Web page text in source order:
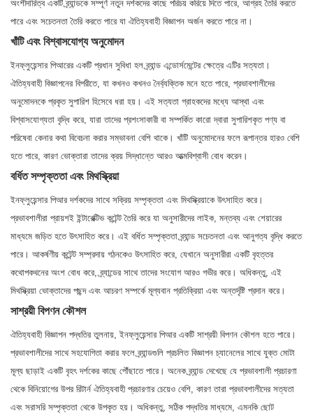
অংশীদারিত্ব একটি ব্র্যান্ডকে সম্পূর্ণ নতুন দর্শকদের কাছে পরিচয় করিয়ে দিতে পারে, আগ্রহ তৈরি করতে
পারে এবং সচেতনতা তৈরি করতে পারে যা ঐতিহ্যবাহী বিজ্ঞাপন অর্জন করতে পারে না।
খাঁটি এবং বিশ্বাসযোগ্য অনুমোদন
ইনফ্লুয়েন্সার পিআরের একটি প্রধান সুবিধা হল ব্র্যান্ড এন্ডোর্সমেন্টের ক্ষেত্রে এটির সত্যতা।
ঐতিহ্যবাহী বিজ্ঞাপনের বিপরীতে, যা কখনও কখনও নৈর্ব্যক্তিক মনে হতে পারে, প্রভাবশালীদের
অনুমোদনকে প্রকৃত সুপারিশ হিসেবে ধরা হয়। এই সত্যতা গ্রাহকদের মধ্যে আস্থা এবং
বিশ্বাসযোগ্যতা বৃদ্ধি করে, যারা তাদের প্রশংসাকারী বা সম্পর্কিত কারো দ্বারা সুপারিশকৃত পণ্য বা
পরিষেবা কেনার কথা বিবেচনা করার সম্ভাবনা বেশি থাকে। খাঁটি অনুমোদনের ফলে রূপান্তর হারও বেশি
হতে পারে, কারণ ভোক্তারা তাদের ক্রয় সিদ্ধান্তে আরও আত্মবিশ্বাসী বোধ করেন।
বর্ধিত সম্পৃক্ততা এবং মিথস্ক্রিয়া
ইনফ্লুয়েন্সার পিআর দর্শকদের সাথে সক্রিয় সম্পৃক্ততা এবং মিথস্ক্রিয়াকে উৎসাহিত করে।
প্রভাবশালীরা প্রায়শই ইন্টারেক্টিভ কন্টেন্ট তৈরি করে যা অনুসারীদের লাইক, মন্তব্য এবং শেয়ারের
মাধ্যমে জড়িত হতে উৎসাহিত করে। এই বর্ধিত সম্পৃক্ততা ব্র্যান্ড সচেতনতা এবং আনুগত্য বৃদ্ধি করতে
পারে। আকর্ষণীয় কন্টেন্ট সম্প্রদায় গঠনকেও উৎসাহিত করে, যেখানে অনুসারীরা একটি বৃহত্তর
কথোপকথনের অংশ বোধ করে, ব্র্যান্ডের সাথে তাদের সংযোগ আরও গভীর করে। অধিকন্তু, এই
মিথস্ক্রিয়া ভোক্তাদের পছন্দ এবং আচরণ সম্পর্কে মূল্যবান প্রতিক্রিয়া এবং অন্তর্দৃষ্টি প্রদান করে।
সাশ্রয়ী বিপণন কৌশল
ঐতিহ্যবাহী বিজ্ঞাপন পদ্ধতির তুলনায়, ইনফ্লুয়েন্সার পিআর একটি সাশ্রয়ী বিপণন কৌশল হতে পারে।
প্রভাবশালীদের সাথে সহযোগিতা করার ফলে ব্র্যান্ডগুলি প্রচলিত বিজ্ঞাপন চ্যানেলের সাথে যুক্ত মোটা
মূল্য ছাড়াই একটি বৃহৎ দর্শকের কাছে পৌঁছাতে পারে। অনেক ব্র্যান্ড দেখেছে যে প্রভাবশালী প্রচারণা
থেকে বিনিয়োগের উপর রিটার্ন ঐতিহ্যবাহী প্রচারণার চেয়েও বেশি, কারণ তারা প্রভাবশালীদের সত্যতা
এবং সরাসরি সম্পৃক্ততা থেকে উপকৃত হয়। অধিকন্তু, সঠিক পদ্ধতির মাধ্যমে, এমনকি ছোট